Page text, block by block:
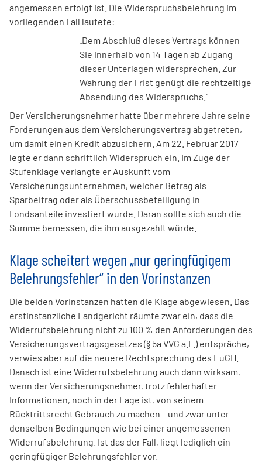
angemessen erfolgt ist. Die Widerspruchsbelehrung im
vorliegenden Fall lautete:
„Dem Abschluß dieses Vertrags können
Sie innerhalb von 14 Tagen ab Zugang
dieser Unterlagen widersprechen. Zur
Wahrung der Frist genügt die rechtzeitige
Absendung des Widerspruchs.“
Der Versicherungsnehmer hatte über mehrere Jahre seine
Forderungen aus dem Versicherungsvertrag abgetreten,
um damit einen Kredit abzusichern. Am 22. Februar 2017
legte er dann schriftlich Widerspruch ein. Im Zuge der
Stufenklage verlangte er Auskunft vom
Versicherungsunternehmen, welcher Betrag als
Sparbeitrag oder als Überschussbeteiligung in
Fondsanteile investiert wurde. Daran sollte sich auch die
Summe bemessen, die ihm ausgezahlt würde.
Klage scheitert wegen „nur geringfügigem
Belehrungsfehler“ in den Vorinstanzen
Die beiden Vorinstanzen hatten die Klage abgewiesen. Das
erstinstanzliche Landgericht räumte zwar ein, dass die
Widerrufsbelehrung nicht zu 100 % den Anforderungen des
Versicherungsvertragsgesetzes (§ 5a VVG a.F.) entspräche,
verwies aber auf die neuere Rechtsprechung des EuGH.
Danach ist eine Widerrufsbelehrung auch dann wirksam,
wenn der Versicherungsnehmer, trotz fehlerhafter
Informationen, noch in der Lage ist, von seinem
Rücktrittsrecht Gebrauch zu machen – und zwar unter
denselben Bedingungen wie bei einer angemessenen
Widerrufsbelehrung. Ist das der Fall, liegt lediglich ein
geringfügiger Belehrungsfehler vor.